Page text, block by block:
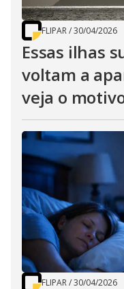
FLIPAR/30/04/2026
Essas ilhas
voltam a
veja o
FLIPAR/30/04/2026